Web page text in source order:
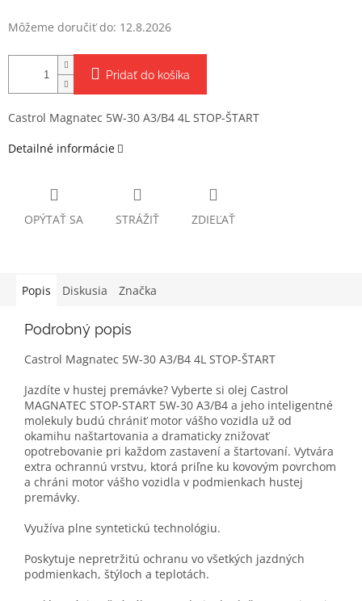
Môžeme doručiť do: 12.8.2026
Pridať do košíka
Castrol Magnatec 5W-30 A3/B4 4L STOP-ŠTART
Detailné informácie
OPÝTAŤ SA STRÁŽIŤ ZDIEĽAŤ
Popis Diskusia Značka
Podrobný popis
Castrol Magnatec 5W-30 A3/B4 4L STOP-ŠTART
Jazdíte v hustej premávke? Vyberte si olej Castrol
MAGNATEC STOP-START 5W-30 A3/B4 a jeho inteligentné
molekuly budú chrániť motor vášho vozidla už od
okamihu naštartovania a dramaticky znižovať
opotrebovanie pri každom zastavení a štartovaní. Vytvára
extra ochrannú vrstvu, ktorá priľne ku kovovým povrchom
a chráni motor vášho vozidla v podmienkach hustej
premávky.
Využíva plne syntetickú technológiu.
Poskytuje nepretržitú ochranu vo všetkých jazdných
podmienkach, štýloch a teplotách.